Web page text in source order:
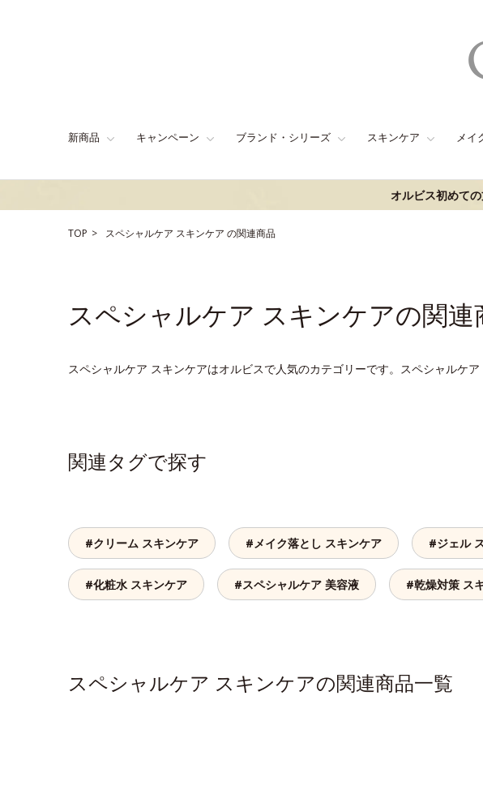
新商品 キャンペーン ブランド・シリーズ スキンケア メイ
オルビス初めて
TOP スペシャルケア スキンケア の関連商品
スペシャルケア スキンケアの関連
スペシャルケア スキンケアはオルビスで人気のカテゴリーです。スペシャルケ
関連タグで探す
#クリーム スキンケア #メイク落とし スキンケア #ジェル
#化粧水 スキンケア #スペシャルケア 美容液 #乾燥対策 ス
スペシャルケア スキンケアの関連商品一覧